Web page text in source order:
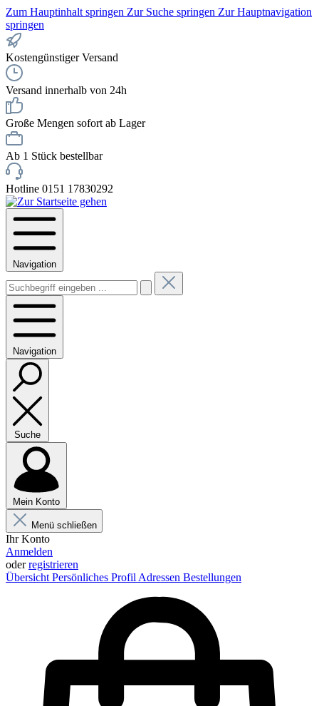
Zum Hauptinhalt springen Zur Suche springen Zur Hauptnavigation
springen
Kostengünstiger Versand
Versand innerhalb von 24h
Große Mengen sofort ab Lager
Ab 1 Stück bestellbar
Hotline 0151 17830292
Navigation
Navigation
Suche
Mein Konto
Menü schließen
Ihr Konto
Anmelden
oderregistrieren
Übersicht Persönliches Profil Adressen Bestellungen